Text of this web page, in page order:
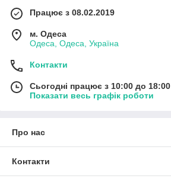
Працює з 08.02.2019
м. Одеса
Одеса, Одеса, Україна
Контакти
Сьогодні працює з 10:00 до 18:00
Показати весь графік роботи
Про нас
Контакти